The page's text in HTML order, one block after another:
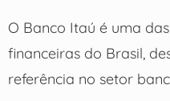
O Banco Itaú é uma
financeiras do Brasil,
referência no setor